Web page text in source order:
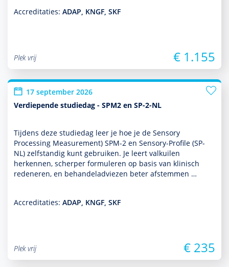
Accreditaties: ADAP, KNGF, SKF
Plek vrij € 1.155
17 september 2026
Verdiepende studiedag - SPM2 en SP-2-NL
Tijdens deze studiedag leer je hoe je de Sensory
Processing Measurement) SPM-2 en Sensory-Profile (SP-
NL) zelf­standig kunt gebruiken. Je leert valkuilen
herkennen, scherper formuleren op basis van klinisch
redeneren, en behan­deladviezen beter afstemmen …
Accreditaties: ADAP, KNGF, SKF
Plek vrij € 235